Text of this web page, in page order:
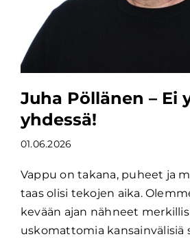
Juha Pöllänen – Ei
yhdessä!
01.06.2026
Vappu on takana, puheet ja
taas olisi tekojen aika.
kevään ajan nähneet
uskomattomia kansainvälisiä